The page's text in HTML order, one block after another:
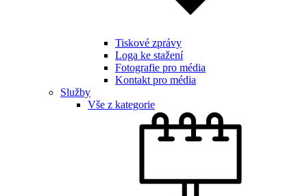
Tiskové zprávy
Loga ke stažení
Fotografie pro média
Kontakt pro média
Služby
Vše z kategorie